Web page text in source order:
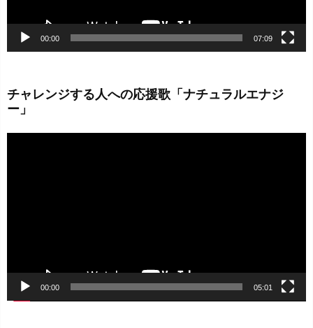
00:00 07:09
チャレンジする人への応援歌「ナチュラルエナジ
ー」
00:00 05:01